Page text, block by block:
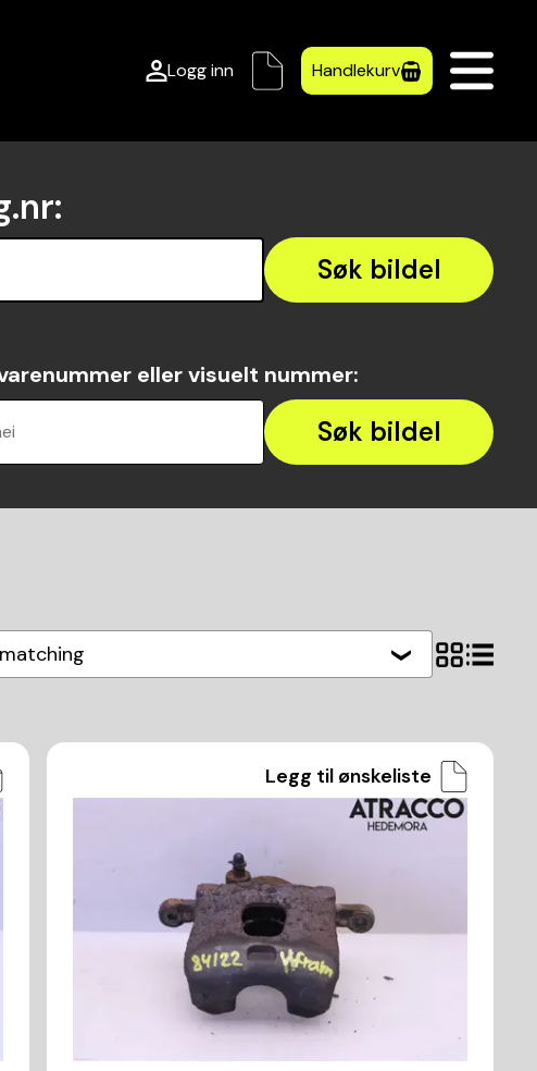
Logg inn Handlekurv
:
Søk bildel
eller visuelt nummer:
Søk bildel
matching
Legg til ønskeliste